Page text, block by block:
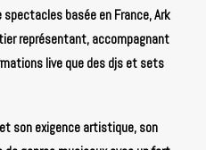
basée en France, Ark
représentant, accompagnant
live que des djs et sets
son exigence artistique, son